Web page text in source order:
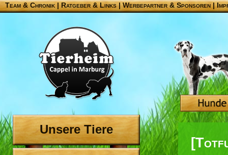
Team & Chronik |Ratgeber & Links|Werbepartner & Sponsoren|
Unsere Tiere